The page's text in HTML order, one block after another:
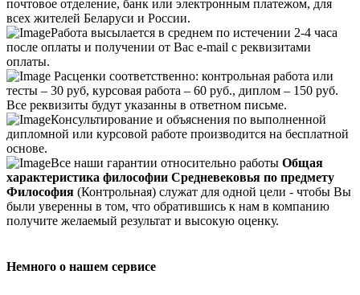
почтовое отделение, банк или электронным платежом, для
всех жителей Беларуси и России.
Работа высылается в среднем по истечении 2-4 часа
после оплаты и получении от Вас e-mail с реквизитами
оплаты.
Расценки соответственно: контрольная работа или
тесты – 30 руб, курсовая работа – 60 руб., диплом – 150 руб.
Все реквизиты будут указанны в ответном письме.
Консультирование и объяснения по выполненной
дипломной или курсовой работе производится на бесплатной
основе.
Все наши гарантии относительно работы Общая
характеристика философии Средневековья по предмету
Философия (Контрольная) служат для одной цели - чтобы Вы
были уверенны в том, что обратившись к нам в компанию
получите желаемый результат и высокую оценку.
Немного о нашем сервисе